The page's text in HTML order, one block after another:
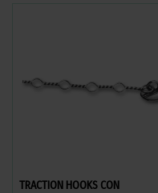
TRACTION HOOKS CON